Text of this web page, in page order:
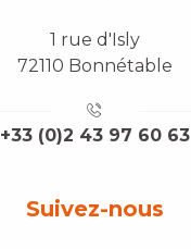
1 rue d'Isly
72110 Bonnétable
+33 (0)2 43 97 60 63
Suivez-nous